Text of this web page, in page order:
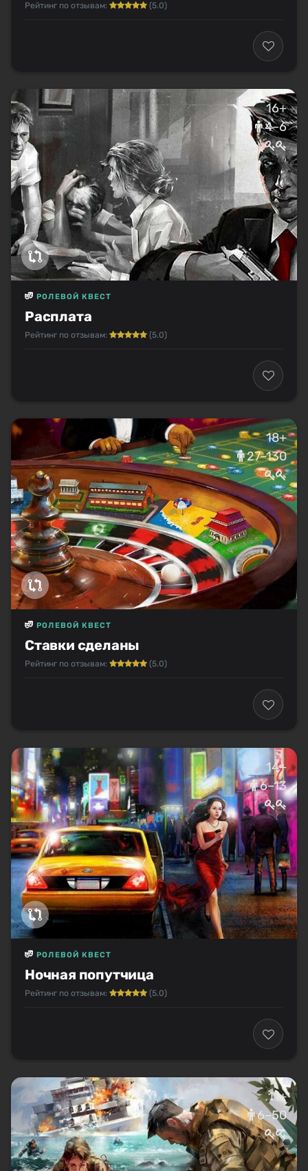
Рейтинг по отзывам: (5.0)
16+
4–6
Расплата
РОЛЕВОЙ КВЕСТ
Рейтинг по отзывам: (5.0)
18+
27–130
Ставки сделаны
РОЛЕВОЙ КВЕСТ
Рейтинг по отзывам: (5.0)
14+
6–13
Ночная попутчица
РОЛЕВОЙ КВЕСТ
Рейтинг по отзывам: (5.0)
11+
6–50